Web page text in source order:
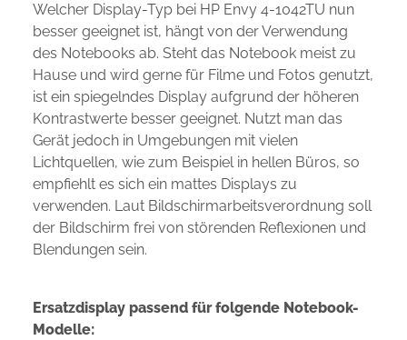
Welcher Display-Typ bei HP Envy 4-1042TU nun
besser geeignet ist, hängt von der Verwendung
des Notebooks ab. Steht das Notebook meist zu
Hause und wird gerne für Filme und Fotos genutzt,
ist ein spiegelndes Display aufgrund der höheren
Kontrastwerte besser geeignet. Nutzt man das
Gerät jedoch in Umgebungen mit vielen
Lichtquellen, wie zum Beispiel in hellen Büros, so
empfiehlt es sich ein mattes Displays zu
verwenden. Laut Bildschirmarbeitsverordnung soll
der Bildschirm frei von störenden Reflexionen und
Blendungen sein.
Ersatzdisplay passend für folgende Notebook-
Modelle: